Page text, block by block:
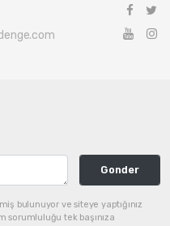
Gonder
bulunuyor ve siteye yaptığınız
sorumluluğu tek başınıza